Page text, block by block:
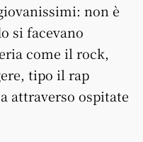
non è
si facevano
come il rock,
tipo il rap
attraverso ospitate